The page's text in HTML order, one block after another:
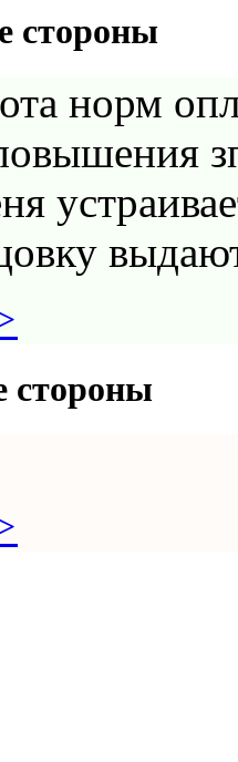
стороны
норм
стороны